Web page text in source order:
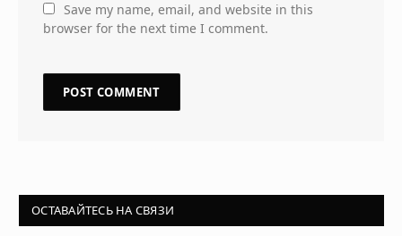
Save my name, email, and website in this
browser for the next time I comment.
ОСТАВАЙТЕСЬ НА СВЯЗИ